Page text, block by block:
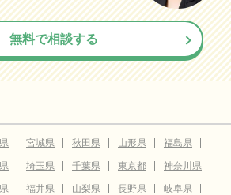
無料で相談する
宮城県 秋田県 山形県
福島県
埼玉県 千葉県 東京都
神奈川県
福井県 山梨県 長野県
岐阜県